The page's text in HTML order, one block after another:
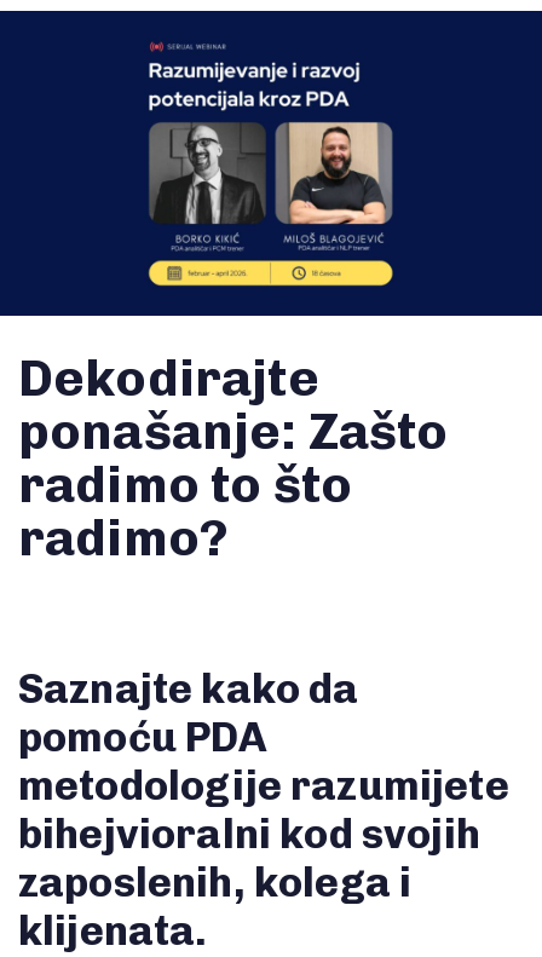
Dekodirajte
ponašanje: Zašto
radimo to što
radimo?
Saznajte kako da
pomoću PDA
metodologije razumijete
bihejvioralni kod svojih
zaposlenih, kolega i
klijenata.